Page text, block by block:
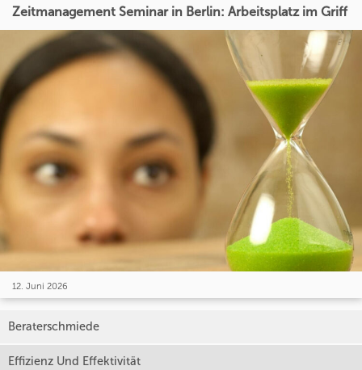
Zeitmanagement Seminar in Berlin: Arbeitsplatz im Griff
12. Juni 2026
Beraterschmiede
Effizienz Und Effektivität